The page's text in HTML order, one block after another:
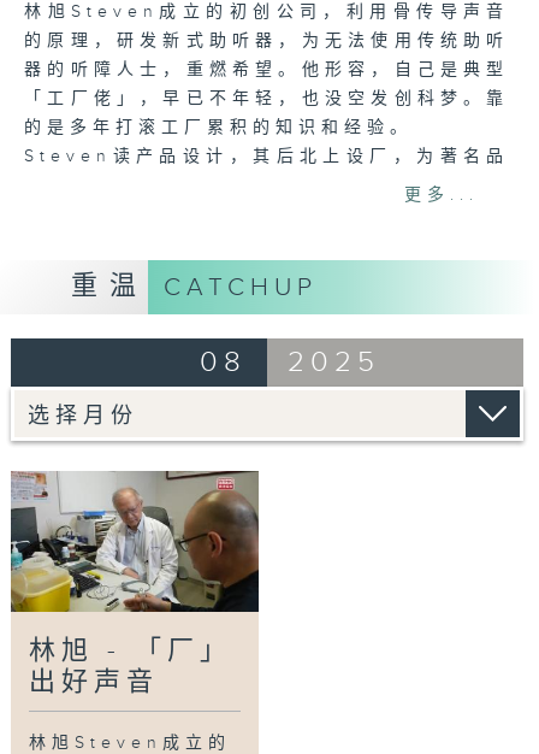
林旭Steven成立的初创公司，利用骨传导声音
的原理，研发新式助听器，为无法使用传统助听
器的听障人士，重燃希望。他形容，自己是典型
「工厂佬」，早已不年轻，也没空发创科梦。靠
的是多年打滚工厂累积的知识和经验。
Steven读产品设计，其后北上设厂，为著名品
牌做「代工」—即按照客人的想法，代为生产产
他算尽每一颗螺丝。后来，工厂边际利润减少，
「工厂佬」也感觉工作沉闷，一心求变，但怎样
用科技的经验和眼光，于是，这次他决定创自己
的产品，先后发明新式扩音机和助听器，将好声
音传给用家。
「工厂佬」踏上创科路，从想法到研发，从生产
到推广，产品的生命力牵引他走出工厂，面对用
家，亲眼看见产品为听障者带来希望。这过程也
让满脑子生意经的他渐渐明白，这早就不只是一
盘生意。
更多...
重温 CATCHUP
08 2025
林旭 - 「厂」
出好声音
林旭Steven成立的